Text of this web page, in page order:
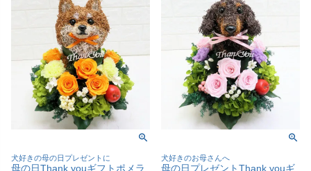
犬好きの母の日プレゼントに
母の日Thank youギフトポメラ
犬好きのお母さんへ
母の日プレゼントThank youギ